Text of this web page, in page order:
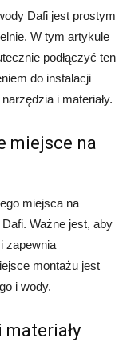
Dafi jest prostym
W tym artykule
podłączyć ten
do instalacji
i materiały.
miejsce na
miejsca na
Ważne jest, aby
zapewnia
montażu jest
i wody.